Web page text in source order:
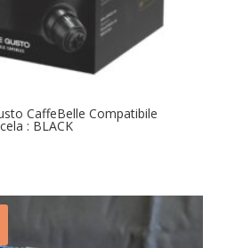
CaffeBelle Compatibile
: BLACK